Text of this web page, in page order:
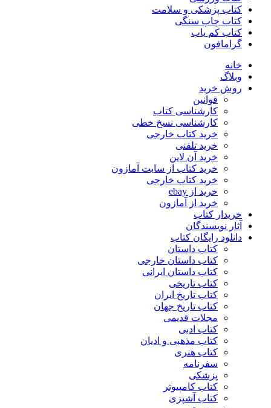
کتاب پزشکی و سلامت
کتاب چاپ سنگی
کتاب کم یاب
گرامافون
خانه
وبلاگ
روش خرید
قوانین
کارشناسی کتاب
کارشناسی نسخ خطی
خرید کتاب خارجی
خرید تلفنی
خرید آن لاین
خرید کتاب از سایت آمازون
خرید کتاب خارجی
خرید از ebay
خرید از آمازون
خریدار کتاب
آثار نویسندگان
دانلود رایگان کتاب
کتاب داستان
کتاب داستان خارجی
کتاب داستان ایرانی
کتاب تاریخی
کتاب تاریخ ایران
کتاب تاریخ جهان
مجلات قدیمی
کتاب ادبی
کتاب مذهبی و ادیان
کتاب هنری
سفرنامه
پزشکی
کتاب کامپیوتر
کتاب آشپزی